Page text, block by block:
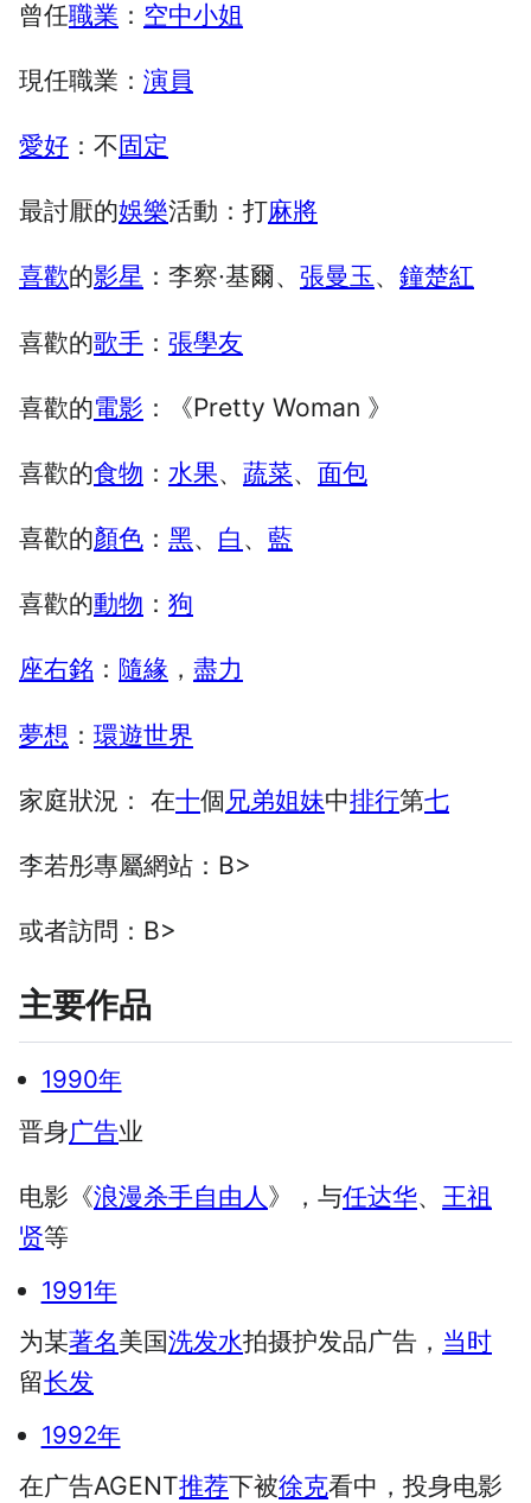
曾任職業 ： 空中小姐
現任職業： 演員
愛好 ：不固定
最討厭的娛樂活動：打麻將
喜歡的影星 ：李察·基爾、 張曼玉、 鐘楚紅
喜歡的歌手 ： 張學友
喜歡的電影 ：《Pretty Woman 》
喜歡的食物 ： 水果、 蔬菜、 面包
喜歡的顏色 ： 黑、 白 、 藍
喜歡的動物 ： 狗
座右銘 ： 隨緣 ， 盡力
夢想 ： 環遊世界
家庭狀況： 在十個 兄弟姐妹中排行第七
李若彤專屬網站：B>
或者訪問：B>
主要作品
1990年
晋身广告业
电影《浪漫杀手自由人》，与任达华、 王祖
贤等
1991年
为某著名美国洗发水拍摄护发品广告， 当时
留长发
1992年
在广告AGENT推荐下被徐克看中，投身电影